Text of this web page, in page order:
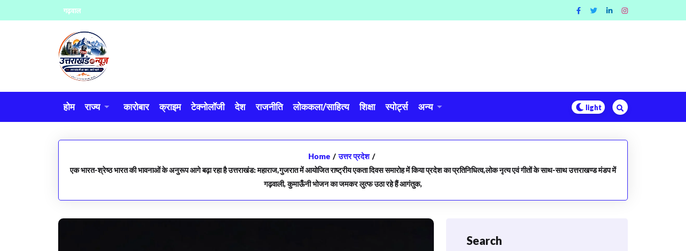
to
गढ़वाल
होम राज्य कारोबार क्राइम टेक्नोलॉजी देश राजनीति लोककला/साहित्य शिक्षा स्पोर्ट्स अन्य
Home / उत्तर प्रदेश /
एक भारत-श्रेष्ठ भारत की भावनाओं के अनुरूप आगे बढ़ा रहा है उत्तराखंड: महाराज,गुजरात में आयोजित राष्ट्रीय एकता दिवस समारोह में किया प्रदेश का प्रतिनिधित्व,लोक नृत्य एवं गीतों के साथ-साथ उत्तराखण्ड मंडप में
गढ़वाली, कुमाऊँनी भोजन का जमकर लुत्फ उठा रहे हैं आगंतुक,
Search